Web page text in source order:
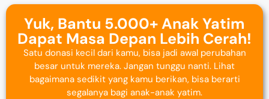
Yuk, Bantu 5.000+ Anak Yatim
Dapat Masa Depan Lebih Cerah!
Satu donasi kecil dari kamu, bisa jadi awal perubahan
besar untuk mereka. Jangan tunggu nanti. Lihat
bagaimana sedikit yang kamu berikan, bisa berarti
segalanya bagi anak-anak yatim.